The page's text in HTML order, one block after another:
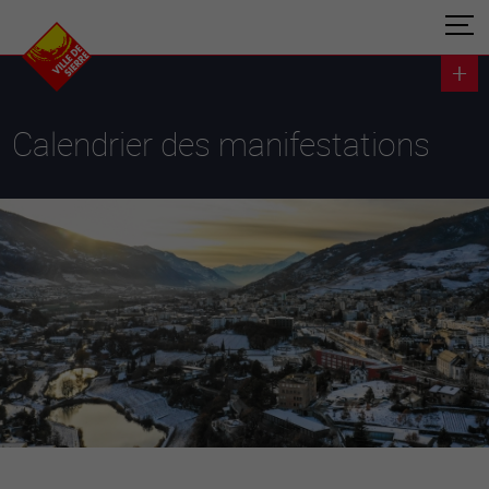
Calendrier des manifestations